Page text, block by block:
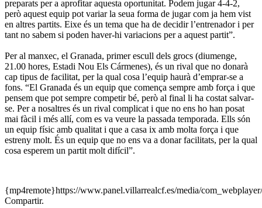
preparats per a aprofitar aquesta oportunitat. Podem jugar 4-4-2,
però aquest equip pot variar la seua forma de jugar com ja hem vist
en altres partits. Eixe és un tema que ha de decidir l’entrenador i per
tant no sabem si poden haver-hi variacions per a aquest partit”.
Per al manxec, el Granada, primer escull dels grocs (diumenge,
21.00 hores, Estadi Nou Els Cármenes), és un rival que no donarà
cap tipus de facilitat, per la qual cosa l’equip haurà d’emprar-se a
fons. “El Granada és un equip que comença sempre amb força i que
pensem que pot sempre competir bé, però al final li ha costat salvar-
se. Per a nosaltres és un rival complicat i que no ens ho han posat
mai fàcil i més allí, com es va veure la passada temporada. Ells són
un equip físic amb qualitat i que a casa ix amb molta força i que
estreny molt. És un equip que no ens va a donar facilitats, per la qual
cosa esperem un partit molt difícil”.
{mp4remote}https://www.panel.villarrealcf.es/media/
Compartir.